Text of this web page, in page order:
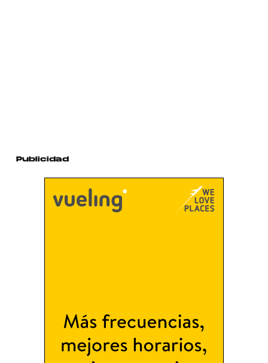
Publicidad